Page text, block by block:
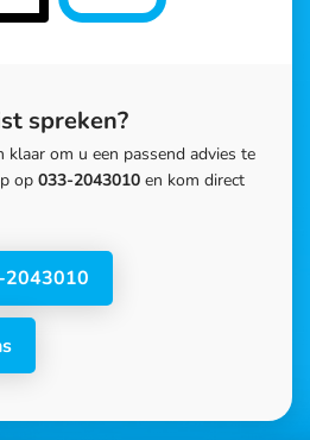
spreken?
klaar om u een passend advies te
op 033-2043010 en kom direct
2043010